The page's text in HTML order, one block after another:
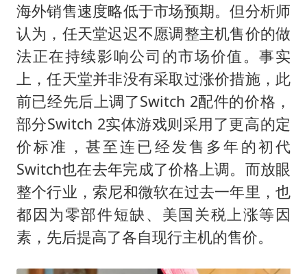
海外销售速度略低于市场预期。但分析师
认为，任天堂迟迟不愿调整主机售价的做
法正在持续影响公司的市场价值。事实
上，任天堂并非没有采取过涨价措施，此
前已经先后上调了Switch 2配件的价格，
部分Switch 2实体游戏则采用了更高的定
价标准，甚至连已经发售多年的初代
Switch也在去年完成了价格上调。而放眼
整个行业，索尼和微软在过去一年里，也
都因为零部件短缺、美国关税上涨等因
素，先后提高了各自现行主机的售价。